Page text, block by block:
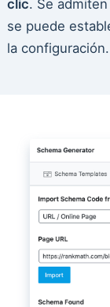
clic. Se
se puede
la configuración.